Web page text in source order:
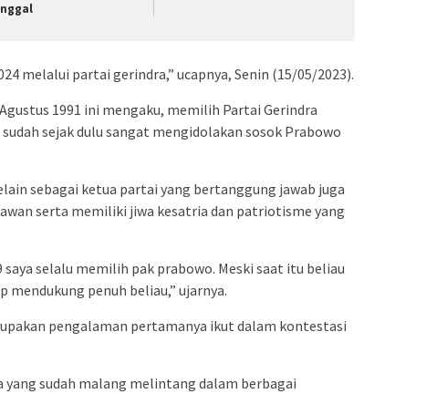
melalui partai gerindra,” ucapnya, Senin (15/05/2023).
1991 ini mengaku, memilih Partai Gerindra
sejak dulu sangat mengidolakan sosok Prabowo
sebagai ketua partai yang bertanggung jawab juga
serta memiliki jiwa kesatria dan patriotisme yang
saya selalu memilih pak prabowo. Meski saat itu beliau
penuh beliau,” ujarnya.
pengalaman pertamanya ikut dalam kontestasi
sudah malang melintang dalam berbagai